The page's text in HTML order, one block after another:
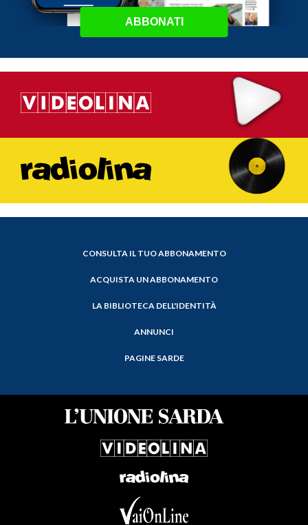
ABBONATI
CONSULTA IL TUO ABBONAMENTO
ACQUISTA UN ABBONAMENTO
LA BIBLIOTECA DELL'IDENTITÀ
ANNUNCI
PAGINE SARDE